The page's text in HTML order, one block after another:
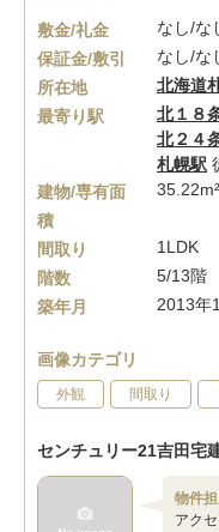
敷金/礼金
なし/な
保証金/敷引
なし/な
所在地
北海道
最寄り駅
北１８
北２４
札幌駅
建物/専有面
積
35.22m²
間取り
1LDK
階数
5/13階
築年月
2013年
画像カテゴリ
外観 間取り
センチュリー21吉田宅
物件
アク